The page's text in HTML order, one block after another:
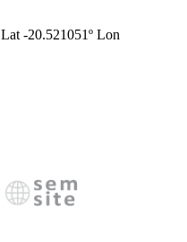
Lat -20.521051º Lon